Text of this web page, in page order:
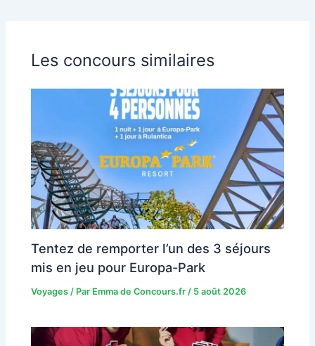
Les concours similaires
Tentez de remporter l’un des 3 séjours
mis en jeu pour Europa-Park
Voyages / Par Emma de Concours.fr/ 5 août 2026